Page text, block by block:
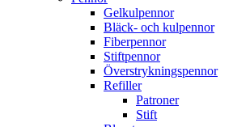
Gelkulpennor
Bläck- och kulpennor
Fiberpennor
Stiftpennor
Överstrykningspennor
Refiller
Patroner
Stift